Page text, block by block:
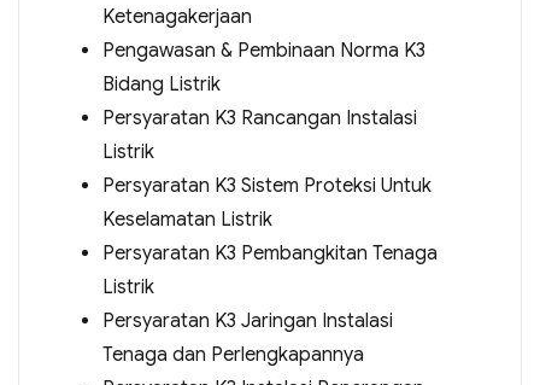
Ketenagakerjaan
Pengawasan & Pembinaan Norma K3
Bidang Listrik
Persyaratan K3 Rancangan Instalasi
Listrik
Persyaratan K3 Sistem Proteksi Untuk
Keselamatan Listrik
Persyaratan K3 Pembangkitan Tenaga
Listrik
Persyaratan K3 Jaringan Instalasi
Tenaga dan Perlengkapannya